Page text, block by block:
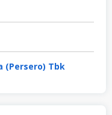
(Persero) Tbk